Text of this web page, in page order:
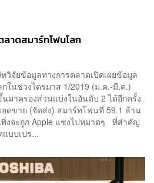
ลาดสมาร์ทโฟนโลก
จัยข้อมูลทางการตลาดเปิดเผยข้อมูล
ในช่วงไตรมาส 1/2019 (ม.ค.-มี.ค.)
มาครองส่วนแบ่งในอันดับ 2 ได้อีกครั้ง
ดขาย (จัดส่ง) สมาร์ทโฟนที่ 59.1 ล้าน
พิ่งจะถูก Apple แซงไปหมาดๆ ที่สำคัญ
แบบเปร...